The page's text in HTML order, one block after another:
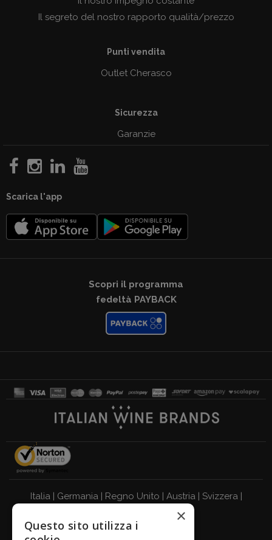
Il segreto del nostro rapporto qualità/prezzo
Punti vendita
Outlet Cherasco
Sicurezza
Garanzie
Scarica l'app
Scopri il programma
fedeltà PAYBACK
Italia| Germania| Regno Unito | Austria| Svizzera|
Belgio
×
Questo sito utilizza i